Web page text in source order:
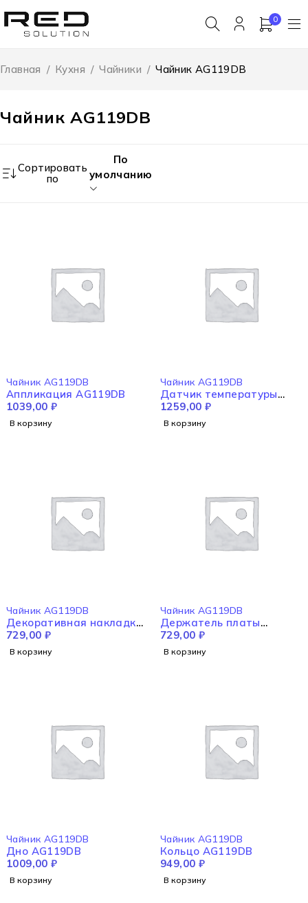
0
Чайник AG119DB
Главная / Кухня / Чайники / Чайник AG119DB
Сортировать
по
По
умолчанию
Чайник AG119DB
Аппликация AG119DB
1039,00 ₽
В корзину
Чайник AG119DB
Датчик температуры
AG119DB
1259,00 ₽
В корзину
Чайник AG119DB
Декоративная накладка
облицовки корпуса
AG119DB
729,00 ₽
В корзину
Чайник AG119DB
Держатель платы
управления AG119DB
729,00 ₽
В корзину
Чайник AG119DB
Дно AG119DB
1009,00 ₽
В корзину
Чайник AG119DB
Кольцо AG119DB
949,00 ₽
В корзину